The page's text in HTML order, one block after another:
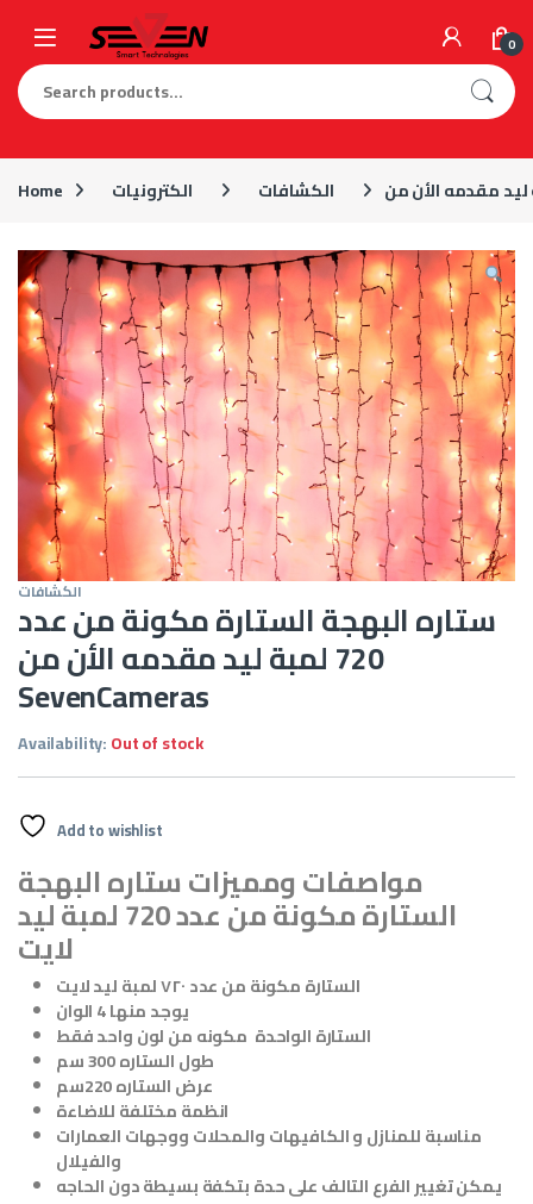
0
Search for:
Home الكترونيات الكشافات
الكشافات
ستاره البهجة الستارة مكونة من عدد
720 لمبة ليد مقدمه الأن من
SevenCameras
Availability:Out of stock
Add to wishlist
مواصفات ومميزات ستاره البهجة
الستارة مكونة من عدد 720 لمبة ليد
لايت
الستارة مكونة من عدد ٧٢٠ لمبة ليد لايت
يوجد منها 4 الوان
طول الستاره 300 سم
انظمة مختلفة للاضاءة
مناسبة للمنازل و الكافيهات والمحلات ووجهات العمارات
والفيلال
يمكن تغيير الفرع التالف على حدة بتكفة بسيطة دون الحاجه